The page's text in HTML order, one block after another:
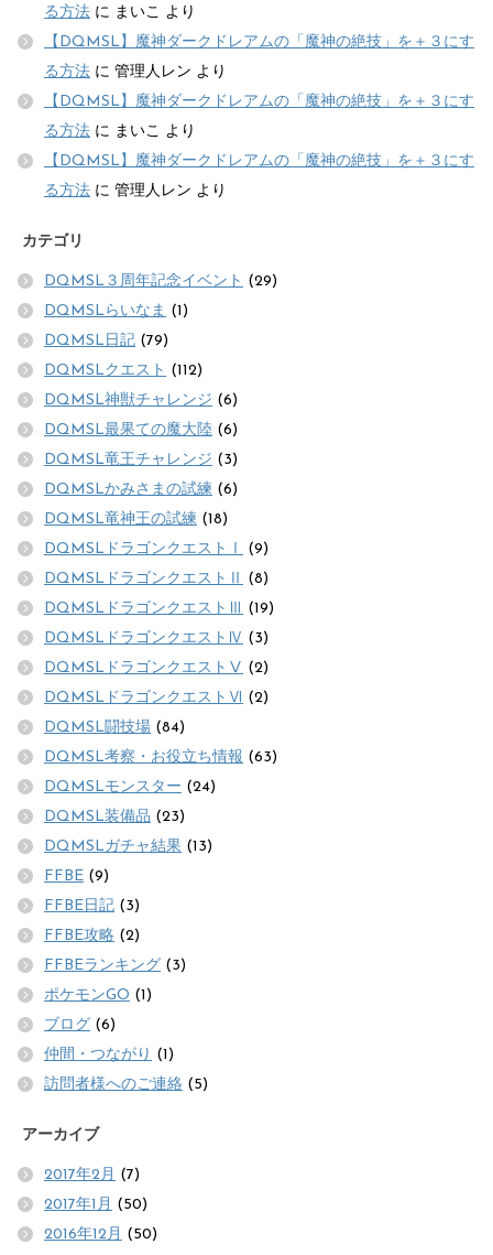
る方法 に まいこ より
【DQMSL】魔神ダークドレアムの「魔神の絶技」を＋３にす
る方法 に 管理人レン より
【DQMSL】魔神ダークドレアムの「魔神の絶技」を＋３にす
る方法 に まいこ より
【DQMSL】魔神ダークドレアムの「魔神の絶技」を＋３にす
る方法 に 管理人レン より
カテゴリ
DQMSL３周年記念イベント (29)
DQMSLらいなま (1)
DQMSL日記 (79)
DQMSLクエスト (112)
DQMSL神獣チャレンジ (6)
DQMSL最果ての魔大陸 (6)
DQMSL竜王チャレンジ (3)
DQMSLかみさまの試練 (6)
DQMSL竜神王の試練 (18)
DQMSLドラゴンクエストⅠ
(9)
DQMSLドラゴンクエストⅡ (8)
DQMSLドラゴンクエストⅢ (19)
DQMSLドラゴンクエストⅣ (3)
DQMSLドラゴンクエストⅤ (2)
DQMSLドラゴンクエストⅥ (2)
DQMSL闘技場 (84)
DQMSL考察・お役立ち情報 (63)
DQMSLモンスター (24)
DQMSL装備品 (23)
DQMSLガチャ結果 (13)
FFBE (9)
FFBE日記 (3)
FFBE攻略 (2)
FFBEランキング (3)
ポケモンGO (1)
ブログ (6)
仲間・つながり (1)
訪問者様へのご連絡 (5)
アーカイブ
2017年2月 (7)
2017年1月 (50)
2016年12月 (50)